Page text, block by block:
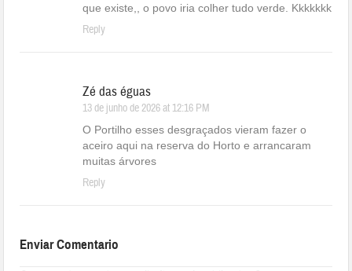
que existe,, o povo iria colher tudo verde. Kkkkkkk
Reply
Zé das éguas
13 de junho de 2026 at 12:16 PM
O Portilho esses desgraçados vieram fazer o
aceiro aqui na reserva do Horto e arrancaram
muitas árvores
Reply
Enviar Comentario